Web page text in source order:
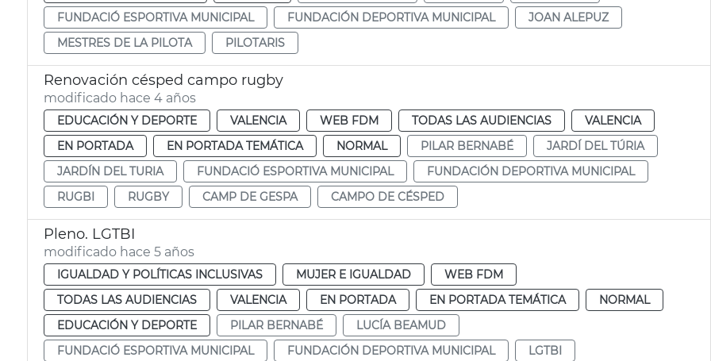
FUNDACIÓ ESPORTIVA MUNICIPAL
FUNDACIÓN DEPORTIVA MUNICIPAL
JOAN ALEPUZ
MESTRES DE LA PILOTA
PILOTARIS
Renovación césped campo rugby
modificado hace 4 años
EDUCACIÓN Y DEPORTE VALENCIA WEB FDM TODAS LAS AUDIENCIAS
VALENCIA
EN PORTADA
EN PORTADA TEMÁTICA NORMAL PILAR BERNABÉ
JARDÍ DEL TÚRIA
JARDÍN DEL TURIA
FUNDACIÓ ESPORTIVA MUNICIPAL
FUNDACIÓN DEPORTIVA MUNICIPAL
RUGBI
RUGBY CAMP DE GESPA CAMPO DE CÉSPED
Pleno. LGTBI
modificado hace 5 años
IGUALDAD Y POLÍTICAS INCLUSIVAS MUJER E IGUALDAD
WEB FDM
TODAS LAS AUDIENCIAS
VALENCIA EN PORTADA EN PORTADA TEMÁTICA
NORMAL
EDUCACIÓN Y DEPORTE
PILAR BERNABÉ
LUCÍA BEAMUD
FUNDACIÓ ESPORTIVA MUNICIPAL
FUNDACIÓN DEPORTIVA MUNICIPAL LGTBI